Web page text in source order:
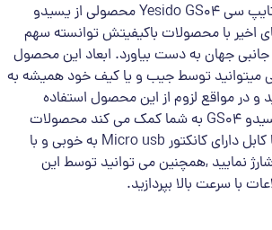
تبدیل OTG میکرو به تایپ سی Yesido GS04 محصولی از یسیدو
با محصولات باکیفیتش توانسته سهم
جهان به دست بیاورد. ابعاد این محصول
توسط جیب و یا کیف خود همیشه به
مواقع لزوم از این محصول استفاده
نمایید . مبدل OTG یسیدو GS04 به شما کمک می کند محصولات
دارای درگاه تایپسی را با کابل دارای کانکتور Micro usb به خوبی و با
آمپر شارژ نمایید ,همچنین می توانید توسط این
سرعت بالا بپردازید.